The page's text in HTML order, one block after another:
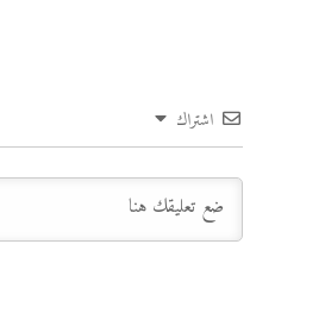
اشتراك